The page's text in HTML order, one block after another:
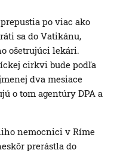
po viac ako
sa do Vatikánu,
ošetrujúci lekári.
cirkvi bude podľa
dva mesiace
o tom agentúry DPA a
nemocnici v Ríme
prerástla do